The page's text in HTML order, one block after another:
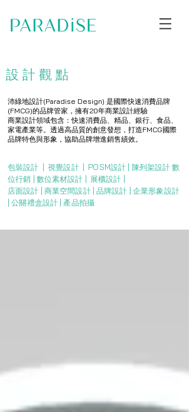
設計 設計
觀點
沛綠地設計(Paradise Design) 是國際快速消費品牌
(FMCG)的品牌管家，擁有20年商業設計經驗
商業設計領域包含：快速消費品、精品、銀行、食品、
家電產業等。透過高品質的創意發想，打造FMCG國際
品牌特色與形象，協助品牌增進銷售績效。
包裝設計 | ​視覺設計 | ​POSM設計 | 陳列架設計 ​數
位行銷 | 數位素材設計 | ​展櫃設計 |
店面設計 | 商業空間設計 | 品牌設計 | 企業形象設計
| 公關禮盒設計 | 產品拍攝